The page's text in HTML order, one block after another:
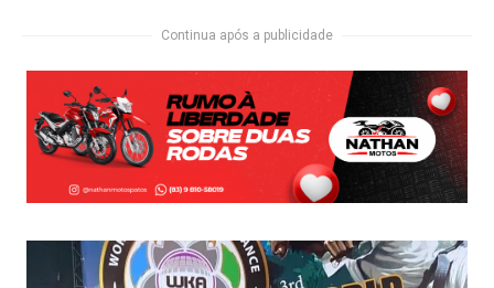
Continua após a publicidade